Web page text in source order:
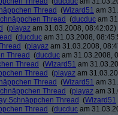
Thread (Wizard51 am
Thread (ducduc am
(playaz am 31.03.2008, 08:42:02)
(ducduc am 31.03.2008,
(playaz am 31.03.2008,
Thread (ducduc am 31.03.2008,
Thread (Wizard51 am
Thread (playaz am
Thread (Wizard51 am
Thread (playaz am
Schnäppchen Thread (Wizard51
Thread (ducduc am